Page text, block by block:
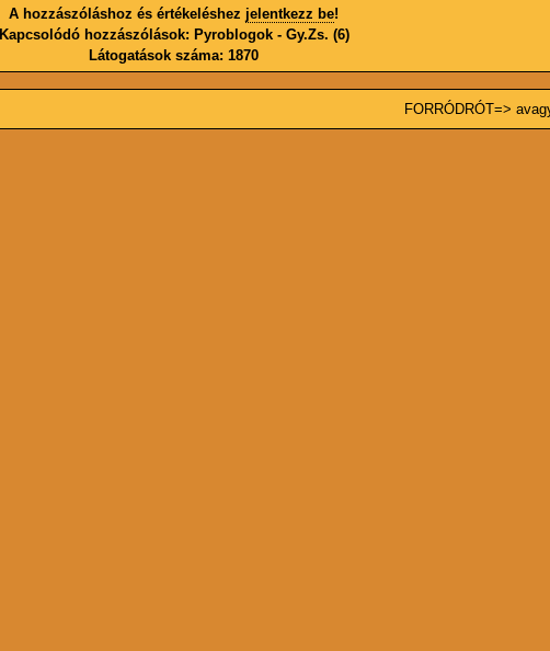
A hozzászóláshoz és értékeléshez jelentkezz be!
Kapcsolódó hozzászólások: Pyroblogok - Gy.Zs. (6)
Látogatások száma: 1870
FORRÓDRÓT=>